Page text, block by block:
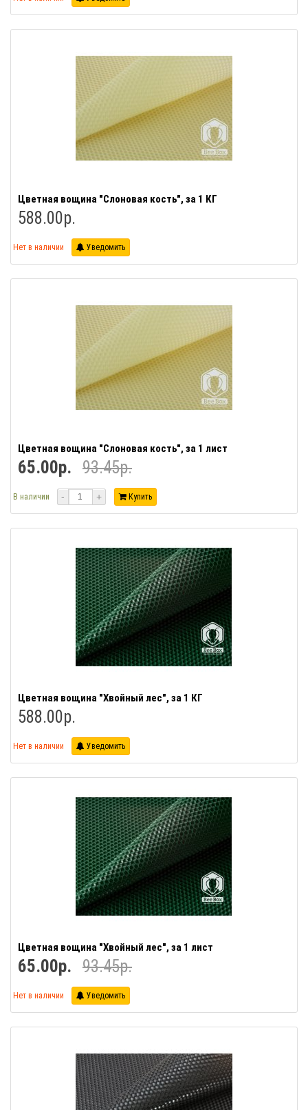
Цветная вощина "Слоновая кость", за 1 КГ
588.00р.
Нет в наличии Уведомить
Цветная вощина "Слоновая кость", за 1 лист
65.00р. 93.45р.
В наличии - + Купить
Цветная вощина "Хвойный лес", за 1 КГ
588.00р.
Нет в наличии Уведомить
Цветная вощина "Хвойный лес", за 1 лист
65.00р. 93.45р.
Нет в наличии Уведомить